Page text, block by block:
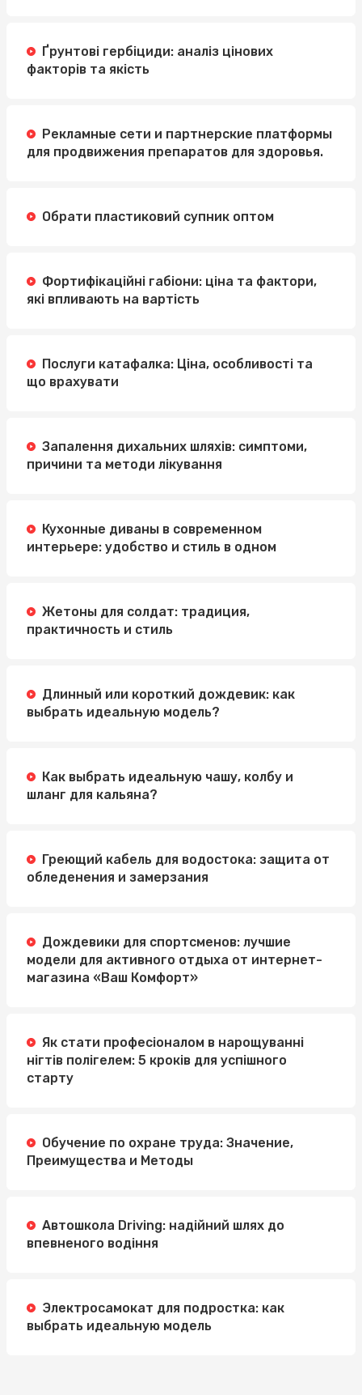
Ґрунтові гербіциди: аналіз цінових
факторів та якість
Рекламные сети и партнерские платформы
для продвижения препаратов для здоровья.
Обрати пластиковий супник оптом
Фортифікаційні габіони: ціна та фактори,
які впливають на вартість
Послуги катафалка: Ціна, особливості та
що врахувати
Запалення дихальних шляхів: симптоми,
причини та методи лікування
Кухонные диваны в современном
интерьере: удобство и стиль в одном
Жетоны для солдат: традиция,
практичность и стиль
Длинный или короткий дождевик: как
выбрать идеальную модель?
Как выбрать идеальную чашу, колбу и
шланг для кальяна?
Греющий кабель для водостока: защита от
обледенения и замерзания
Дождевики для спортсменов: лучшие
модели для активного отдыха от интернет-
магазина «Ваш Комфорт»
Як стати професіоналом в нарощуванні
нігтів полігелем: 5 кроків для успішного
старту
Обучение по охране труда: Значение,
Преимущества и Методы
Автошкола Driving: надійний шлях до
впевненого водіння
Электросамокат для подростка: как
выбрать идеальную модель